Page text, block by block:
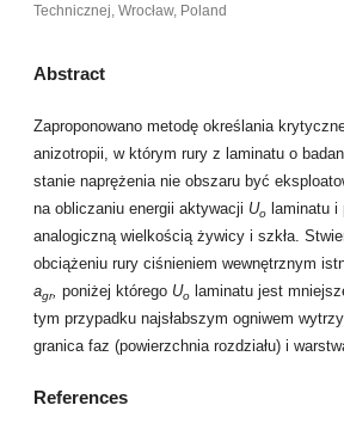
Technicznej, Wrocław, Poland
Abstract
Zaproponowano metodę określania
anizotropii, w którym rury z laminatu o
stanie naprężenia nie obszaru być
na obliczaniu energii aktywacji Uo
laminatu i
analogiczną wielkością żywicy i szkła.
obciążeniu rury ciśnieniem wewnętrznym
agr, poniżej którego Uo laminatu jest
tym przypadku najsłabszym ogniwem
granica faz (powierzchnia rozdziału) i
References